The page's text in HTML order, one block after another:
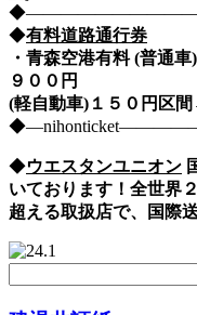
◆有料道路通行券
・青森空港有料 (普通
９００円
(軽自動車)１５０円区
◆ウエスタンユニオン
いております！全世界
超える取扱店で、国際